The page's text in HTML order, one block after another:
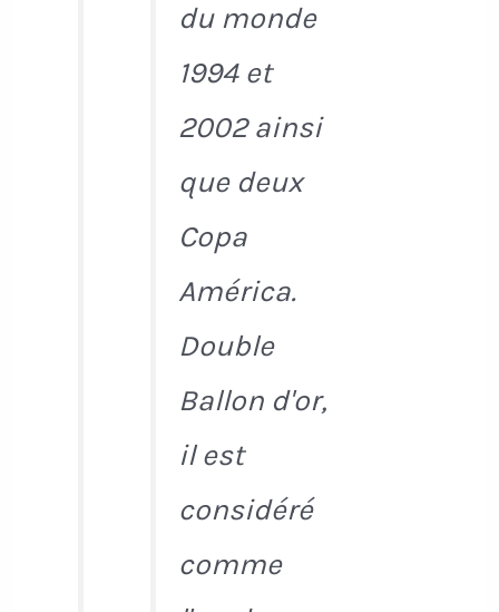
du monde
1994 et
2002 ainsi
que deux
Copa
América.
Double
Ballon d'or,
il est
considéré
comme